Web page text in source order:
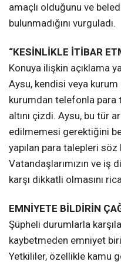
amaçlı olduğunu ve
bulunmadığını vurguladı.
“KESİNLİKLE İTİBAR
Konuya ilişkin açıklama
Aysu, kendisi veya kurum
kurumdan telefonla para
altını çizdi. Aysu, bu tür
edilmemesi gerektiğini
yapılan para talepleri
Vatandaşlarımızın ve iş
karşı dikkatli olmasını
EMNİYETE BİLDİRİN
Şüpheli durumlarla
kaybetmeden emniyet
Yetkililer, özellikle kamu